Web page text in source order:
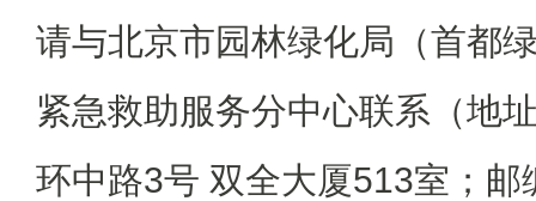
请与北京市园林绿化局（首都
紧急救助服务分中心联系（地
环中路3号 双全大厦513室；